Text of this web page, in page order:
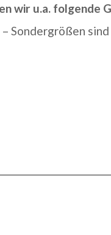
wir u.a. folgende
Sondergrößen